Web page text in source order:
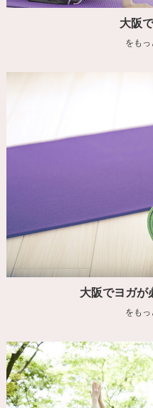
大阪
をも
大阪でヨガが
をも